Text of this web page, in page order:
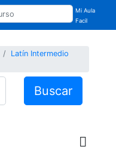
Mi Aula
Facil
Latín Intermedio
Buscar